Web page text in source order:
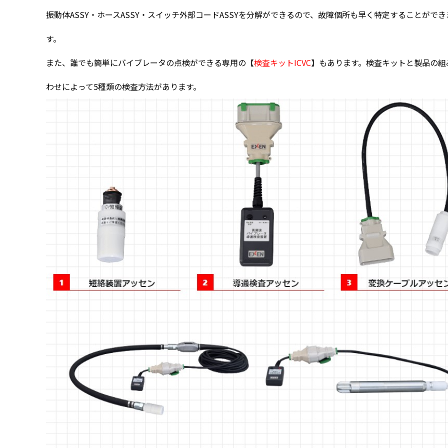
振動体ASSY・ホースASSY・スイッチ外部コードASSYを分解ができるので、故障個所も早く特定することがで
す。
また、誰でも簡単にバイブレータの点検ができる専用の【検査キットICVC】もあります。検査キットと製品の
わせによって5種類の検査方法があります。